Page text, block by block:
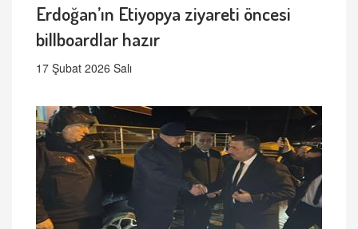
Erdoğan’ın Etiyopya ziyareti öncesi
billboardlar hazır
17 Şubat 2026 Salı